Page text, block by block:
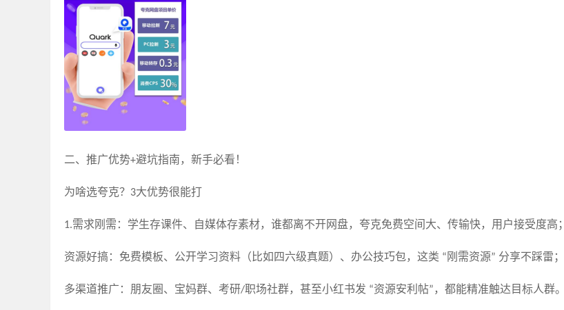
二、推广优势+避坑指南，新手必看！
为啥选夸克？ 3大优势很能打
1.需求刚需：学生存课件、自媒体存素材，谁都离不开网盘，夸克免费空间大、传输快，用户接受度高；
资源好搞：免费模板、公开学习资料（比如四六级真题）、办公技巧包，这类 “刚需资源” 分享不踩雷；
多渠道推广：朋友圈、宝妈群、考研/职场社群，甚至小红书发 “资源安利帖” ，都能精准触达目标人群。